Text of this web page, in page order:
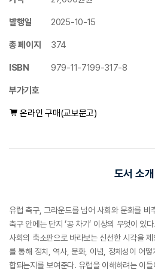
발행일 2025-10-15
총 페이지 374
ISBN 979-11-7199-317-8
부가기호
온라인 구매(교보문고)
도서 소개
유럽 축구, 그라운드를 넘어 사회와 문화를 비
축구 안에는 단지 ‘공 차기’ 이상의 무엇이 있
사회의 축소판으로 바라보는 신선한 시각을
를 통해 정치, 역사, 문화, 이념, 정체성이 어
합되는지를 보여준다. 유럽을 이해하려는 이